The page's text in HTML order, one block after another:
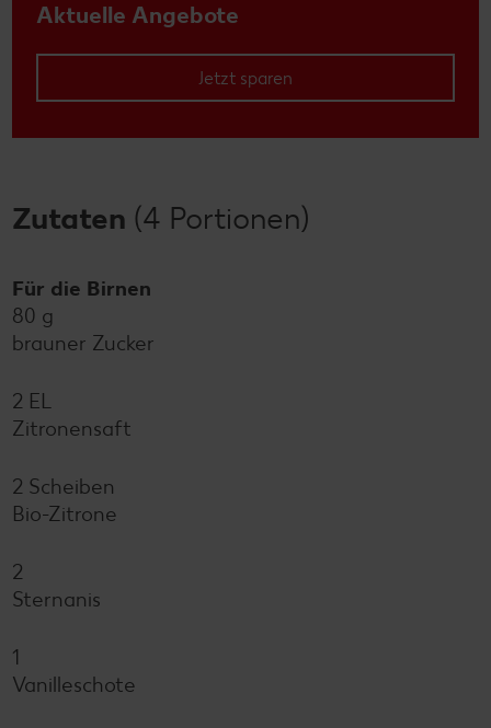
Aktuelle Angebote
Jetzt sparen
Zutaten (4 Portionen)
Für die Birnen
80 g
brauner Zucker
2 EL
Zitronensaft
2 Scheiben
Bio-Zitrone
2
Sternanis
1
Vanilleschote